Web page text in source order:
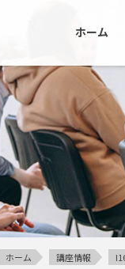
ホーム
ホーム 講座情報